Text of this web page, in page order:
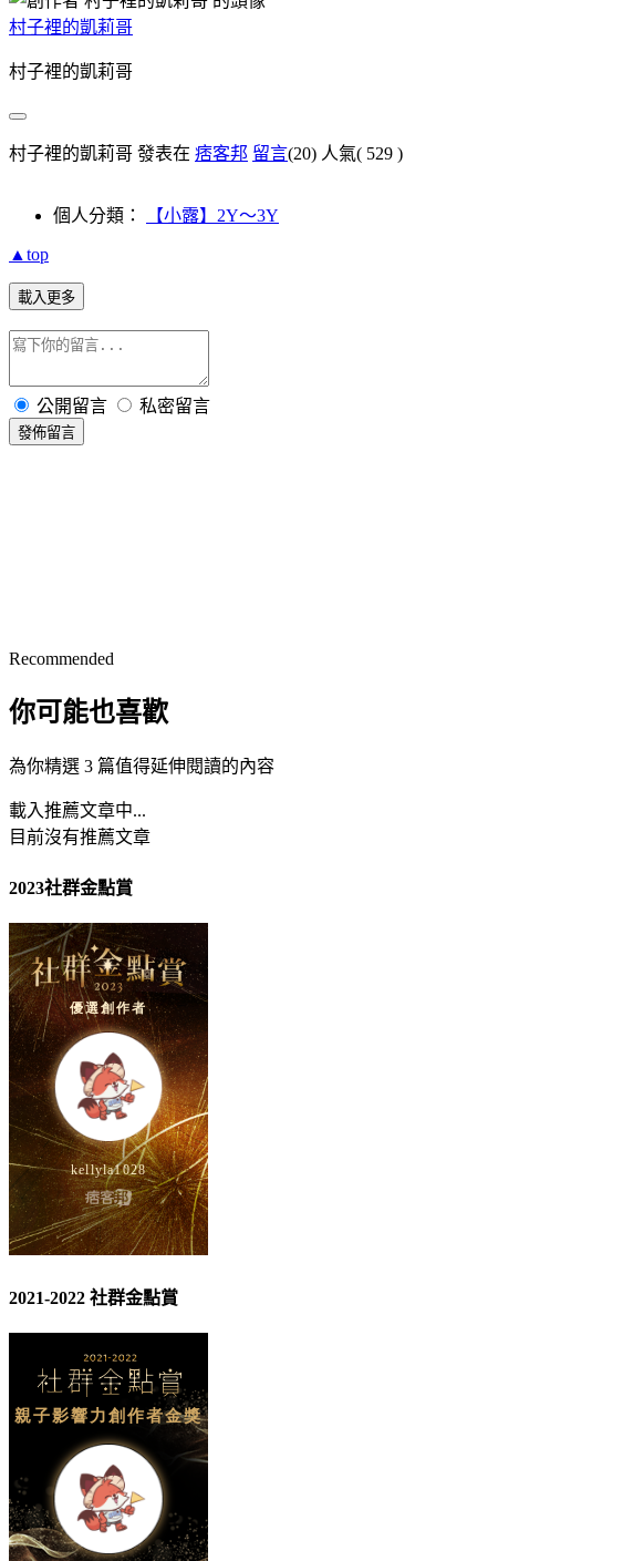
村子裡的凱莉哥
村子裡的凱莉哥
村子裡的凱莉哥 發表在 痞客邦 留言(20) 人氣( 529 )
個人分類： 【小露】2Y～3Y
▲top
載入更多
公開留言 私密留言
發佈留言
Recommended
你可能也喜歡
為你精選 3 篇值得延伸閱讀的內容
載入推薦文章中...
目前沒有推薦文章
2023社群金點賞
2021-2022 社群金點賞